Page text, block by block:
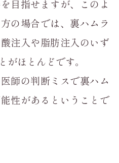
目指せますが、このよ
の場合では、裏ハムラ
注入や脂肪注入のいず
がほとんどです。
師の判断ミスで裏ハム
性があるということで